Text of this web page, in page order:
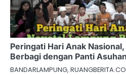
Peringati Hari Anak
Berbagi dengan Panti
BANDARLAMPUNG,